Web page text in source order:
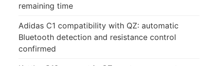
remaining time
Adidas C1 compatibility with QZ: automatic
Bluetooth detection and resistance control
confirmed